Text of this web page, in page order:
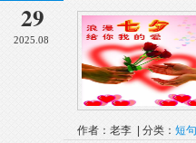
29
2025.08
作者：老李 | 分类： 短